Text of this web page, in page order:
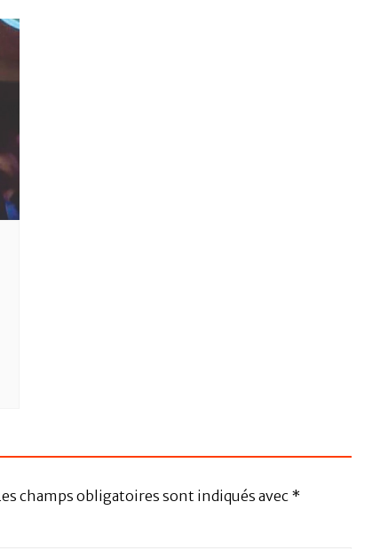
champs obligatoires sont indiqués avec *